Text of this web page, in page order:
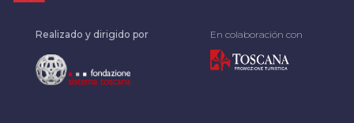
Realizado y dirigido por En colaboración con